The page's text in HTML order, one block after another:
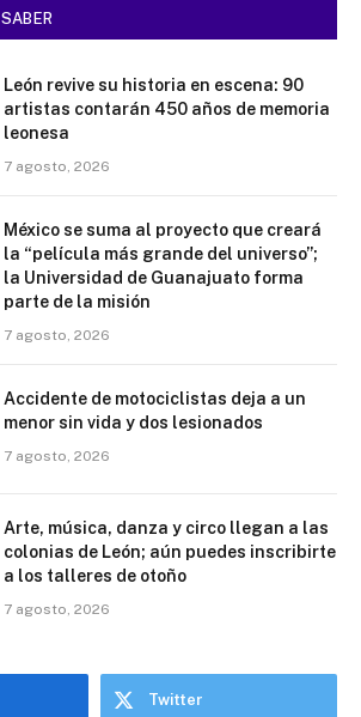
SABER
León revive su historia en escena: 90
artistas contarán 450 años de memoria
leonesa
7 agosto, 2026
México se suma al proyecto que creará
la “película más grande del universo”;
la Universidad de Guanajuato forma
parte de la misión
7 agosto, 2026
Accidente de motociclistas deja a un
menor sin vida y dos lesionados
7 agosto, 2026
Arte, música, danza y circo llegan a las
colonias de León; aún puedes inscribirte
a los talleres de otoño
7 agosto, 2026
Twitter